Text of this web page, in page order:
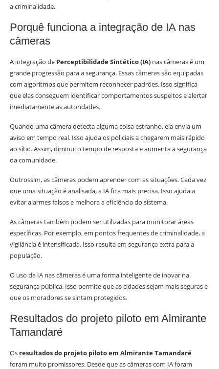
a criminalidade.
Porquê funciona a integração de IA nas
câmeras
A integração de Perceptibilidade Sintético (IA) nas câmeras é um
grande progressão para a segurança. Essas câmeras são equipadas
com algoritmos que permitem reconhecer padrões. Isso significa
que elas conseguem identificar comportamentos suspeitos e alertar
imediatamente as autoridades.
Quando uma câmera detecta alguma coisa estranho, ela envia um
aviso em tempo real. Isso ajuda os policiais a chegarem mais rápido
ao sítio. Assim, diminui o tempo de resposta e aumenta a segurança
da comunidade.
Outrossim, as câmeras podem aprender com as situações. Cada vez
que uma situação é analisada, a IA fica mais precisa. Isso ajuda a
evitar alarmes falsos e melhora a eficiência do sistema.
As câmeras também podem ser utilizadas para monitorar áreas
específicas. Por exemplo, em pontos frequentes de criminalidade, a
vigilância é intensificada. Isso resulta em segurança extra para a
população.
O uso da IA nas câmeras é uma forma inteligente de inovar na
segurança pública. Isso permite que as cidades sejam mais seguras e
que os moradores se sintam protegidos.
Resultados do projeto piloto em Almirante
Tamandaré
Os resultados do projeto piloto em Almirante Tamandaré
foram muito promissores. Desde que as câmeras com IA foram